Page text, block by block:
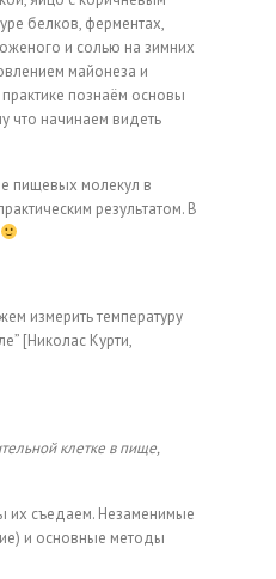
белков, ферментах,
и солью на зимних
майонеза и
познаём основы
что начинаем видеть
пищевых молекул в
результатом. В
измерить температуру
[Николас Курти,
клетке в пище,
их съедаем. Незаменимые
и основные методы